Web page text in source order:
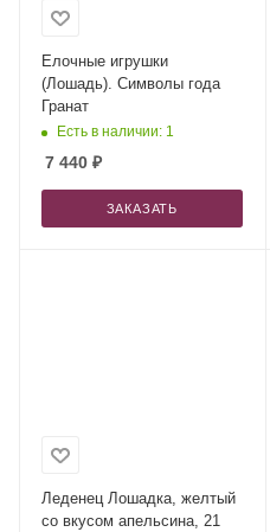
Елочные игрушки
(Лошадь). Символы года
Гранат
Есть в наличии: 1
7 440 ₽
ЗАКАЗАТЬ
Леденец Лошадка, желтый
со вкусом апельсина, 21